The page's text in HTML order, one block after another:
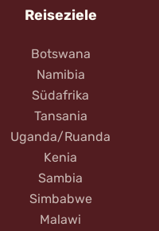
Reiseziele
Botswana
Namibia
Südafrika
Tansania
Uganda/Ruanda
Kenia
Sambia
Simbabwe
Malawi